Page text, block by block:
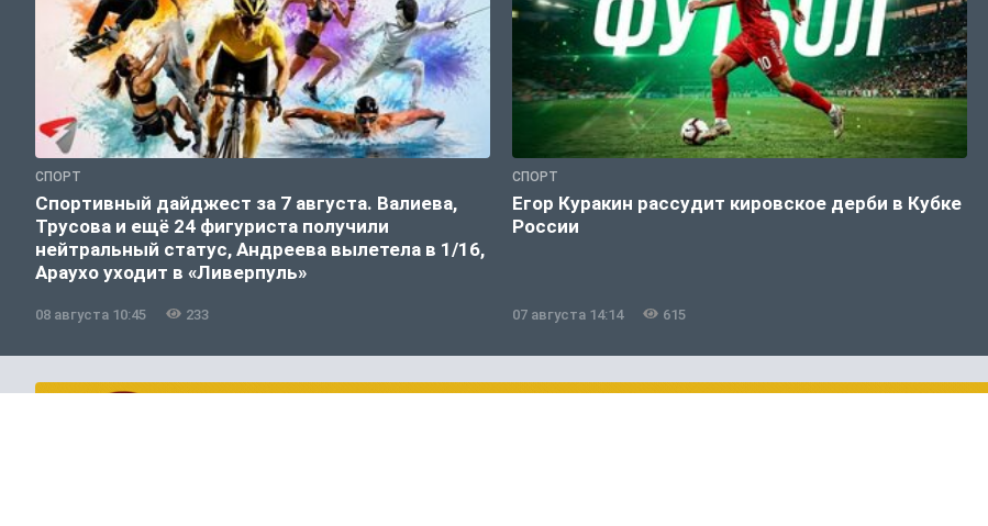
СПОРТ
Спортивный дайджест за 7 августа. Валиева,
Трусова и ещё 24 фигуриста получили
нейтральный статус, Андреева вылетела в 1/16,
Араухо уходит в «Ливерпуль»
08 августа 10:45 233
СПОРТ
Егор Куракин рассудит кировское дерби в Кубке
России
07 августа 14:14 615